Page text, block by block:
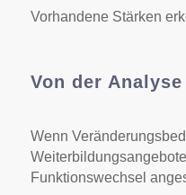
Vorhandene Stärken
Von der
Wenn
Funktionswechsel